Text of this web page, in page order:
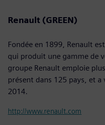
Renault (GREEN)
Fondée en 1899, Renault
qui produit une gamme de
groupe Renault emploie
présent dans 125 pays, et
2014.
http://www.renault.com